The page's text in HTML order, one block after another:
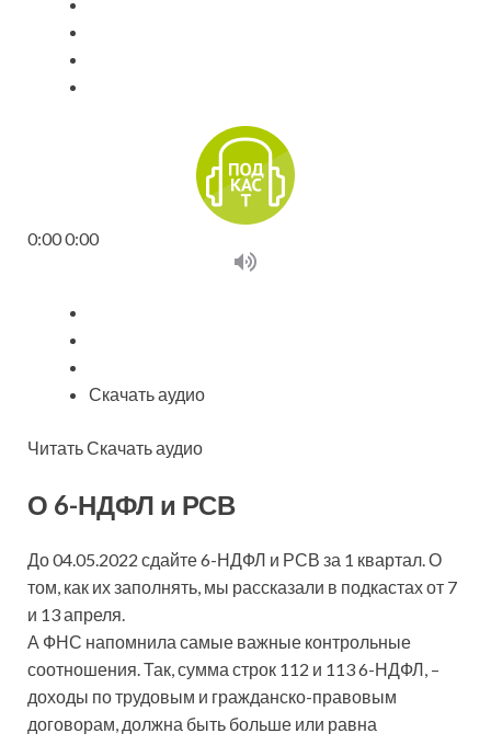
0:00 0:00
Скачать аудио
Читать Скачать аудио
О 6-НДФЛ и РСВ
До 04.05.2022 сдайте 6-НДФЛ и РСВ за 1 квартал. О
том, как их заполнять, мы рассказали в подкастах от 7
и 13 апреля.
А ФНС напомнила самые важные контрольные
соотношения. Так, сумма строк 112 и 113 6-НДФЛ, –
доходы по трудовым и гражданско-правовым
договорам, должна быть больше или равна